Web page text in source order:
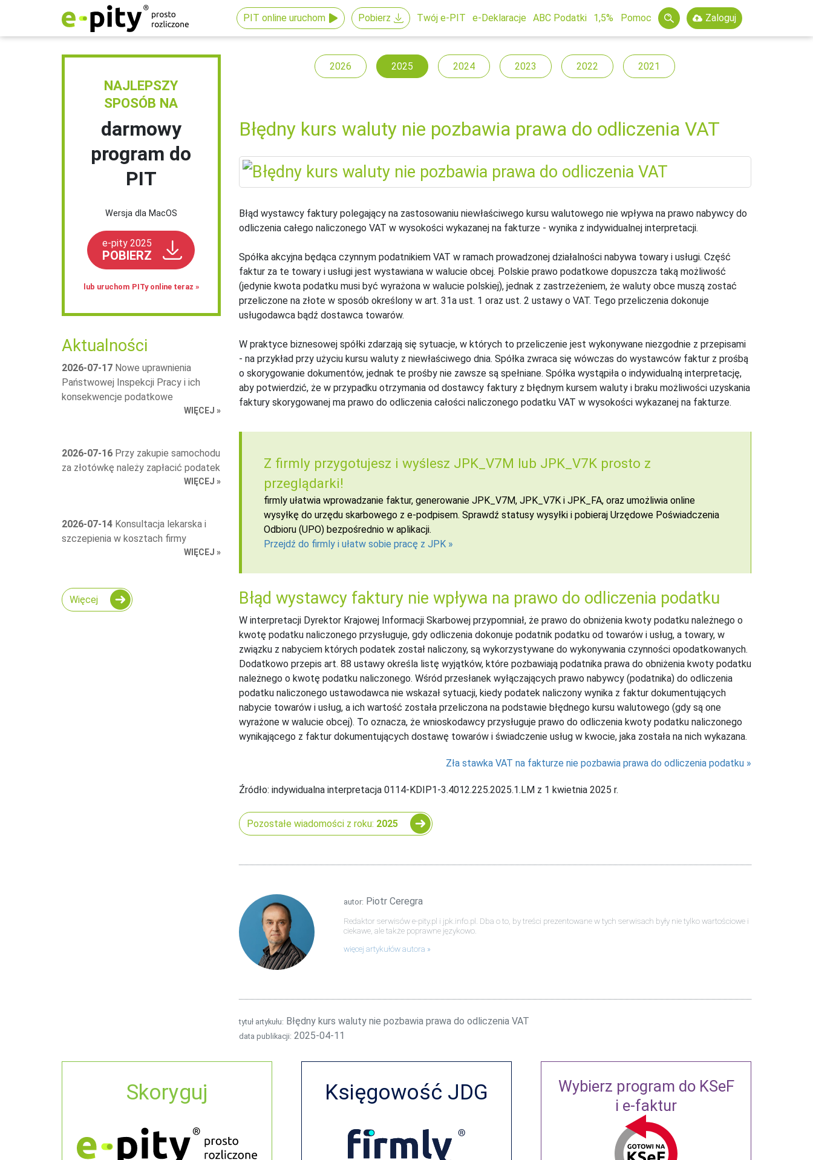
PIT online uruchom Pobierz Twój e-PIT e-Deklaracje ABC Podatki 1,5% Pomoc Zaloguj
NAJLEPSZY
SPOSÓB NA
darmowy
program do
PIT
Wersja dla MacOS
e-pity 2025
POBIERZ
lub uruchom PITy online teraz »
Aktualności
2026-07-17 Nowe uprawnienia
Państwowej Inspekcji Pracy i ich
konsekwencje podatkowe
WIĘCEJ »
2026-07-16 Przy zakupie samochodu
za złotówkę należy zapłacić podatek
WIĘCEJ »
2026-07-14 Konsultacja lekarska i
szczepienia w kosztach firmy
WIĘCEJ »
Więcej
2026 2025 2024 2023 2022 2021
Błędny kurs waluty nie pozbawia prawa do odliczenia VAT
Błąd wystawcy faktury polegający na zastosowaniu niewłaściwego kursu walutowego nie wpływa na prawo nabywcy do
odliczenia całego naliczonego VAT w wysokości wykazanej na fakturze - wynika z indywidualnej interpretacji.
Spółka akcyjna będąca czynnym podatnikiem VAT w ramach prowadzonej działalności nabywa towary i usługi. Część
faktur za te towary i usługi jest wystawiana w walucie obcej. Polskie prawo podatkowe dopuszcza taką możliwość
(jedynie kwota podatku musi być wyrażona w walucie polskiej), jednak z zastrzeżeniem, że waluty obce muszą zostać
przeliczone na złote w sposób określony w art. 31a ust. 1 oraz ust. 2 ustawy o VAT. Tego przeliczenia dokonuje
usługodawca bądź dostawca towarów.
W praktyce biznesowej spółki zdarzają się sytuacje, w których to przeliczenie jest wykonywane niezgodnie z przepisami
- na przykład przy użyciu kursu waluty z niewłaściwego dnia. Spółka zwraca się wówczas do wystawców faktur z prośbą
o skorygowanie dokumentów, jednak te prośby nie zawsze są spełniane. Spółka wystąpiła o indywidualną interpretację,
aby potwierdzić, że w przypadku otrzymania od dostawcy faktury z błędnym kursem waluty i braku możliwości uzyskania
faktury skorygowanej ma prawo do odliczenia całości naliczonego podatku VAT w wysokości wykazanej na fakturze.
Z firmly przygotujesz i wyślesz JPK_V7M lub JPK_V7K prosto z
przeglądarki!
firmly ułatwia wprowadzanie faktur, generowanie JPK_V7M, JPK_V7K i JPK_FA, oraz umożliwia online
wysyłkę do urzędu skarbowego z e-podpisem. Sprawdź statusy wysyłki i pobieraj Urzędowe Poświadczenia
Odbioru (UPO) bezpośrednio w aplikacji.
Przejdź do firmly i ułatw sobie pracę z JPK »
Błąd wystawcy faktury nie wpływa na prawo do odliczenia podatku
W interpretacji Dyrektor Krajowej Informacji Skarbowej przypomniał, że prawo do obniżenia kwoty podatku należnego o
kwotę podatku naliczonego przysługuje, gdy odliczenia dokonuje podatnik podatku od towarów i usług, a towary, w
związku z nabyciem których podatek został naliczony, są wykorzystywane do wykonywania czynności opodatkowanych.
Dodatkowo przepis art. 88 ustawy określa listę wyjątków, które pozbawiają podatnika prawa do obniżenia kwoty podatku
należnego o kwotę podatku naliczonego. Wśród przesłanek wyłączających prawo nabywcy (podatnika) do odliczenia
podatku naliczonego ustawodawca nie wskazał sytuacji, kiedy podatek naliczony wynika z faktur dokumentujących
nabycie towarów i usług, a ich wartość została przeliczona na podstawie błędnego kursu walutowego (gdy są one
wyrażone w walucie obcej). To oznacza, że wnioskodawcy przysługuje prawo do odliczenia kwoty podatku naliczonego
wynikającego z faktur dokumentujących dostawę towarów i świadczenie usług w kwocie, jaka została na nich wykazana.
Zła stawka VAT na fakturze nie pozbawia prawa do odliczenia podatku
Źródło: indywidualna interpretacja 0114-KDIP1-3.4012.225.2025.1.LM z 1 kwietnia 2025 r.
Pozostałe wiadomości z roku: 2025
autor: Piotr Ceregra
Redaktor serwisów e-pity.pl i jpk.info.pl. Dba o to, by treści prezentowane w tych serwisach były nie tylko wartościowe i
ciekawe, ale także poprawne językowo.
więcej artykułów autora
tytuł artykułu: Błędny kurs waluty nie pozbawia prawa do odliczenia VAT
data publikacji: 2025-04-11
Skoryguj Księgowość JDG
Wybierz program do KSeF
i e-faktur